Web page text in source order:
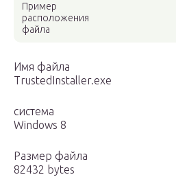
Пример
расположения
файла
Имя файла
TrustedInstaller.exe
система
Windows 8
Размер файла
82432 bytes